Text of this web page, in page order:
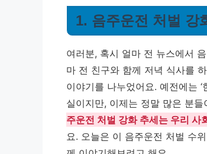
1. 음주운전 처벌 강
여러분, 혹시 얼마 전 뉴스에서
마 전 친구와 함께 저녁 식사를
이야기를 나누었어요. 예전에는
실이지만, 이제는 정말 많은 분
주운전 처벌 강화 추세는 우리 사
요. 오늘은 이 음주운전 처벌 수